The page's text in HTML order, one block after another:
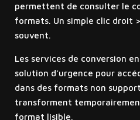
permettent de consulter le
formats. Un simple clic droit
souvent.
Les services de conversion
solution d’urgence pour
dans des formats non
transforment
format lisible.